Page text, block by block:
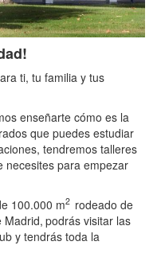
ti, tu familia y tus
enseñarte cómo es la
que puedes estudiar
tendremos talleres
necesites para empezar
100.000 m2 rodeado de
Madrid, podrás visitar las
y tendrás toda la